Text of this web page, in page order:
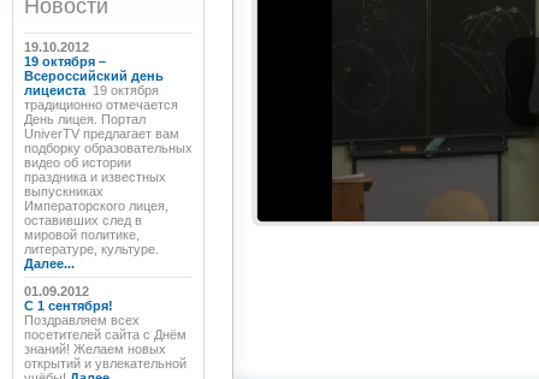
Новости
19.10.2012
19 октября –
Всероссийский день
лицеиста 19 октября
традиционно отмечается
День лицея. Портал
UniverTV предлагает вам
подборку образовательных
видео об истории
праздника и известных
выпускниках
Императорского лицея,
оставивших след в
мировой политике,
литературе, культуре.
Далее...
01.09.2012
C 1 сентября!
Поздравляем всех
посетителей сайта с Днём
знаний! Желаем новых
открытий и увлекательной